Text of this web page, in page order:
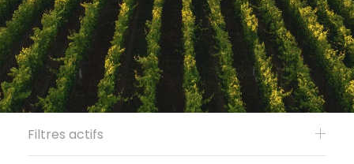
Filtres actifs